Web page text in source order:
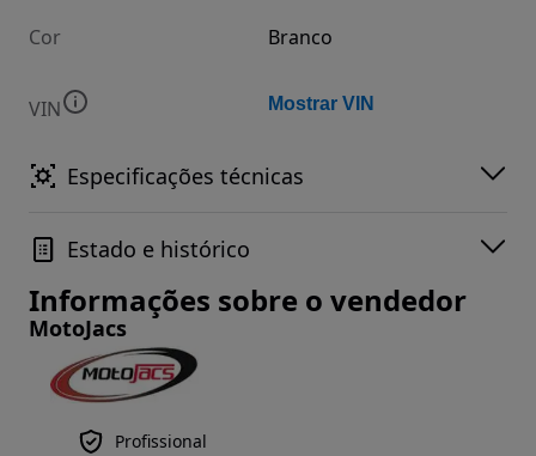
Cor Branco
VIN Mostrar VIN
Especificações técnicas
Estado e histórico
Informações sobre o vendedor
MotoJacs
Profissional